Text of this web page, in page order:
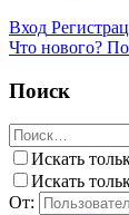
Вход
Что нового?
Поиск
Искать
Искать
От: